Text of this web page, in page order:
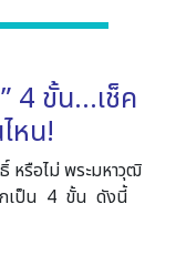
4 ขั้น…เช็ค
หน!
หรือไม่ พระมหาวุฒิ
กเป็น 4 ขั้น ดังนี้